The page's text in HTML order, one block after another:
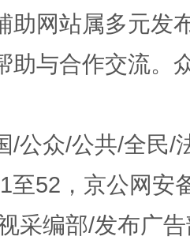
助网站属多元发
助与合作交流。
/公众/公共/全民/
至52，京公网安
采编部/发布广